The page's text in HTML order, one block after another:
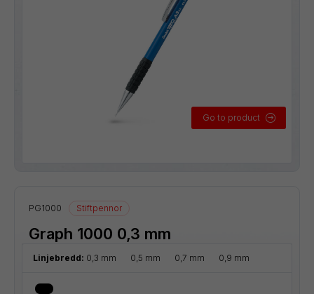
Go to product
PG1000 Stiftpennor
Graph 1000 0,3 mm
Linjebredd: 0,3 mm 0,5 mm 0,7 mm 0,9 mm